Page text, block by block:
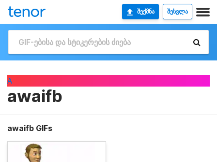
ᲨᲔᲥᲛᲜᲐ ᲨᲔᲡᲕᲚᲐ
A
awaifb
awaifb GIFs